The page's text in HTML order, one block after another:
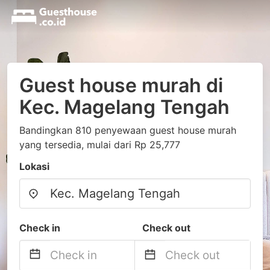
Guest house murah di
Kec. Magelang Tengah
Bandingkan 810 penyewaan guest house murah
yang tersedia, mulai dari Rp 25,777
Lokasi
Check in Check out